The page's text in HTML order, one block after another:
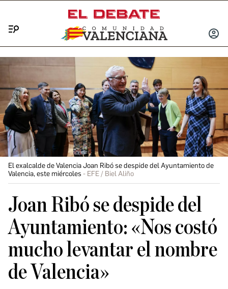
INICIAR
El exalcalde de Valencia Joan Ribó se despide del Ayuntamiento de
Valencia, este miércoles
EFE / Biel Aliño
Joan Ribó se despide del
Ayuntamiento: «Nos costó
mucho levantar el nombre
de Valencia»